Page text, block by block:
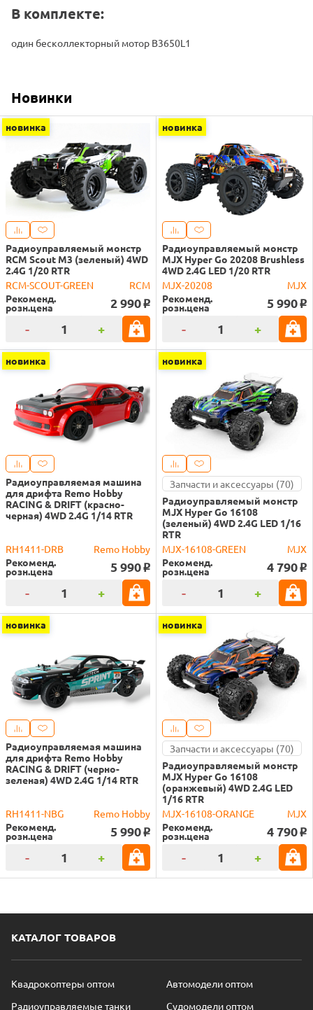
В комплекте:
один бесколлекторный мотор B3650L1
Новинки
новинка
Радиоуправляемый монстр
RCM Scout M3 (зеленый) 4WD
2.4G 1/20 RTR
RCM-SCOUT-GREEN
RCM
Рекоменд.
розн.цена 2 990 o
- +
новинка
Радиоуправляемый монстр
MJX Hyper Go 20208 Brushless
4WD 2.4G LED 1/20 RTR
MJX-20208
MJX
Рекоменд.
розн.цена 5 990 o
- +
новинка
Радиоуправляемая машина
для дрифта Remo Hobby
RACING & DRIFT (красно-
черная) 4WD 2.4G 1/14 RTR
RH1411-DRB
Remo Hobby
Рекоменд.
розн.цена 5 990 o
- +
новинка
Запчасти и аксессуары (70)
Радиоуправляемый монстр
MJX Hyper Go 16108
(зеленый) 4WD 2.4G LED 1/16
RTR
MJX-16108-GREEN
MJX
Рекоменд.
розн.цена 4 790 o
- +
новинка
Радиоуправляемая машина
для дрифта Remo Hobby
RACING & DRIFT (черно-
зеленая) 4WD 2.4G 1/14 RTR
RH1411-NBG
Remo Hobby
Рекоменд.
розн.цена 5 990 o
- +
новинка
Запчасти и аксессуары (70)
Радиоуправляемый монстр
MJX Hyper Go 16108
(оранжевый) 4WD 2.4G LED
1/16 RTR
MJX-16108-ORANGE
MJX
Рекоменд.
розн.цена 4 790 o
- +
КАТАЛОГ ТОВАРОВ
Квадрокоптеры оптом
Автомодели оптом
Радиоуправляемые танки
Судомодели оптом